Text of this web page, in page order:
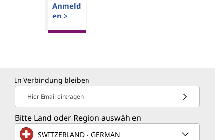
Anmeld
en >
In Verbindung bleiben
Hier Email eintragen
Bitte Land oder Region auswählen
SWITZERLAND - GERMAN